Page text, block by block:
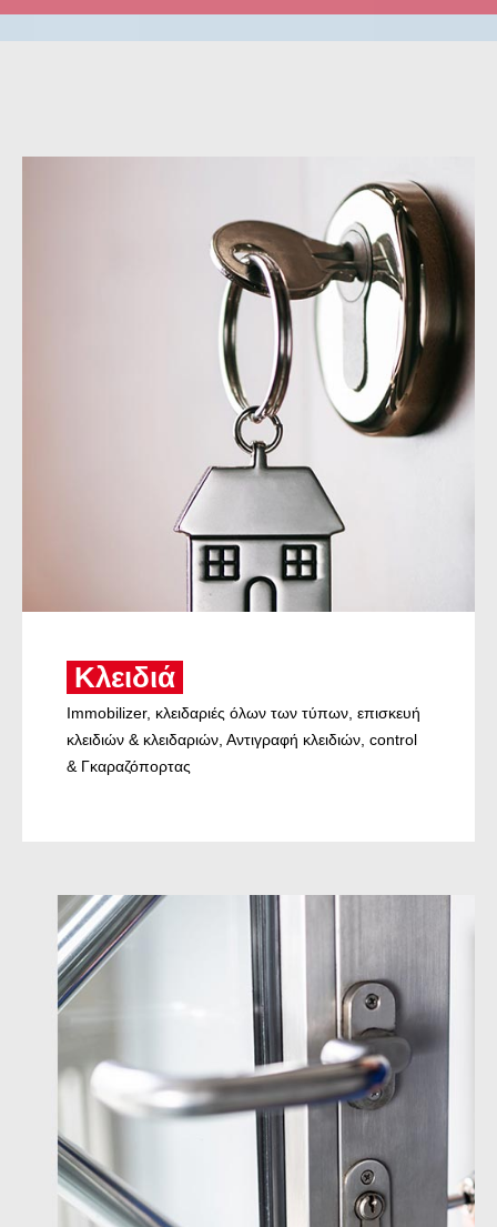
Κλειδιά
Immobilizer, κλειδαριές όλων των τύπων, επισκευή
κλειδιών & κλειδαριών, Αντιγραφή κλειδιών, control
& Γκαραζόπορτας